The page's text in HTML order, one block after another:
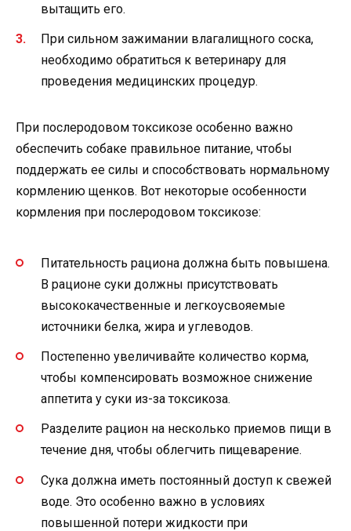
вытащить его.
При сильном зажимании влагалищного соска,
необходимо обратиться к ветеринару для
проведения медицинских процедур.
При послеродовом токсикозе особенно важно
обеспечить собаке правильное питание, чтобы
поддержать ее силы и способствовать нормальному
кормлению щенков. Вот некоторые особенности
кормления при послеродовом токсикозе:
Питательность рациона должна быть повышена.
В рационе суки должны присутствовать
высококачественные и легкоусвояемые
источники белка, жира и углеводов.
Постепенно увеличивайте количество корма,
чтобы компенсировать возможное снижение
аппетита у суки из-за токсикоза.
Разделите рацион на несколько приемов пищи в
течение дня, чтобы облегчить пищеварение.
Сука должна иметь постоянный доступ к свежей
воде. Это особенно важно в условиях
повышенной потери жидкости при